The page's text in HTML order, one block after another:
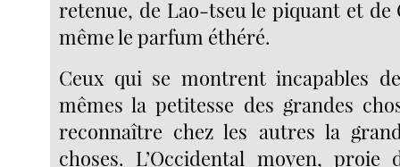
retenue, de Lao-tseu le piquant et
même le parfum éthéré.
Ceux qui se montrent incapables
mêmes la petitesse des grandes
reconnaître chez les autres la
choses. L’Occidental moyen, proie